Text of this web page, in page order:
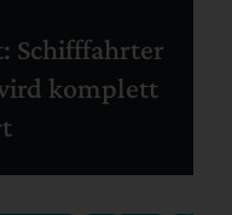
Schifffahrter
komplett